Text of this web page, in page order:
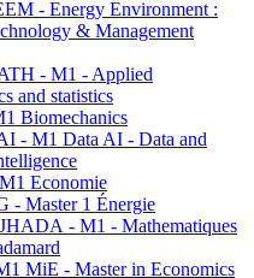
- Energy Environment :
& Management
- M1 - Applied
and statistics
Biomechanics
- M1 Data AI - Data and
Economie
- Master 1 Énergie
- M1 - Mathematiques
MiE - Master in Economics